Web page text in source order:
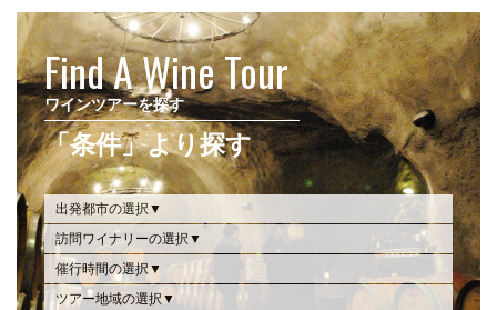
Find A Wine Tour
ワインツアーを探す
「条件」より探す